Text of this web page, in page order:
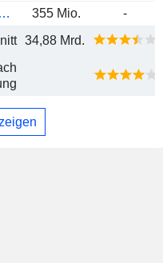
CEYLON COLD STORES PLC
355 Mio.
-
34,88 Mrd.